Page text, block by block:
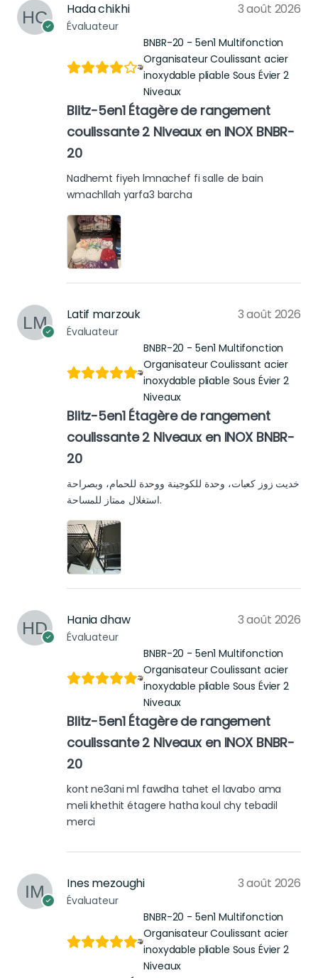
Hada chikhi
Évaluateur
3 août 2026
BNBR-20 - 5en1 Multifonction
Organisateur Coulissant acier
inoxydable pliable Sous Évier 2
Niveaux
Blitz-5en1 Étagère de rangement
coulissante 2 Niveaux en INOX BNBR-
20
Nadhemt fiyeh lmnachef fi salle de bain
wmachllah yarfa3 barcha
Latif marzouk
Évaluateur
3 août 2026
BNBR-20 - 5en1 Multifonction
Organisateur Coulissant acier
inoxydable pliable Sous Évier 2
Niveaux
Blitz-5en1 Étagère de rangement
coulissante 2 Niveaux en INOX BNBR-
20
خديت زوز كعبات، وحدة للكوجينة ووحدة للحمام، وبصراحة
استغلال ممتاز للمساحة.
Hania dhaw
Évaluateur
3 août 2026
BNBR-20 - 5en1 Multifonction
Organisateur Coulissant acier
inoxydable pliable Sous Évier 2
Niveaux
Blitz-5en1 Étagère de rangement
coulissante 2 Niveaux en INOX BNBR-
20
kont ne3ani ml fawdha tahet el lavabo ama
meli khethit étagere hatha koul chy tebadil
merci
Ines mezoughi
Évaluateur
3 août 2026
BNBR-20 - 5en1 Multifonction
Organisateur Coulissant acier
inoxydable pliable Sous Évier 2
Niveaux